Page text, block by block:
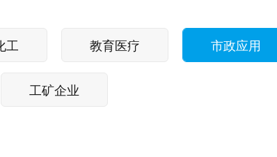
工 教育医疗 市政应用
工矿企业